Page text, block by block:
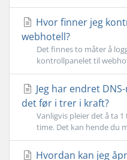
Hvor finner jeg
webhotell?
Det finnes to måter å
kontrollpanelet til
Jeg har endret
det før i trer i kraft?
Vanligvis pleier det å ta
time. Det kan hende du
Hvordan kan jeg